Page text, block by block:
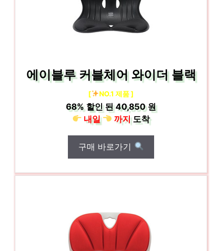
에이블루 커블체어 와이더 블랙
[ NO.1 제품 ]
68% 할인 된40,850 원
내일
까지도착
구매 바로가기